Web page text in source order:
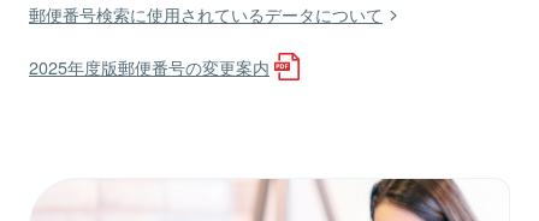
郵便番号検索に使用されているデータについて
2025年度版郵便番号の変更案内